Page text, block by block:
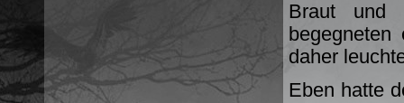
Braut und
daher
Eben hatte